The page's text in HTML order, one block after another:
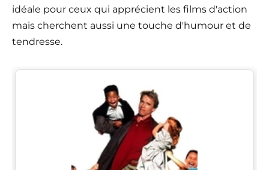
idéale pour ceux qui apprécient les films d'action
mais cherchent aussi une touche d'humour et de
tendresse.